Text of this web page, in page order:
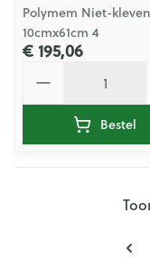
Polymem Niet-
10cmx61cm 4
€ 195,06
Bestel